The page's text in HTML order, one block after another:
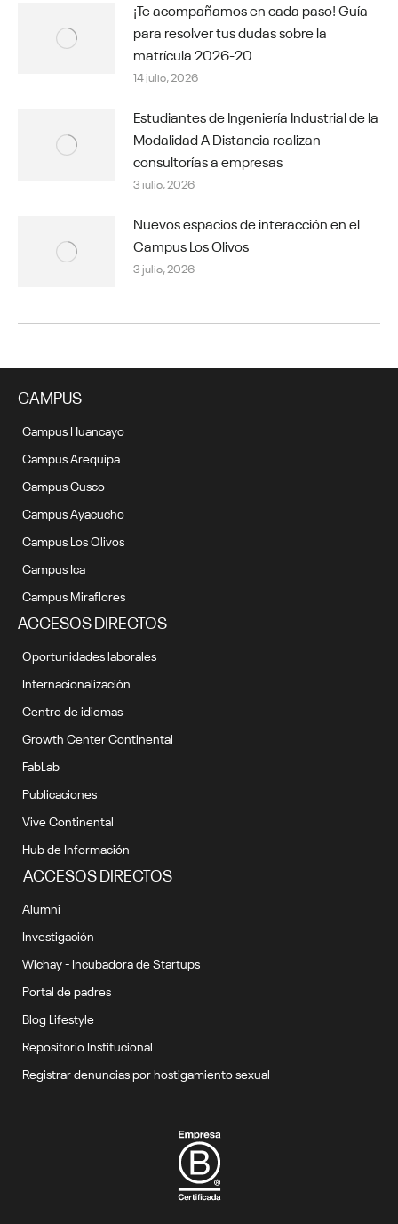
¡Te acompañamos en cada paso! Guía
para resolver tus dudas sobre la
matrícula 2026-20
14 julio, 2026
Estudiantes de Ingeniería Industrial de la
Modalidad A Distancia realizan
consultorías a empresas
3 julio, 2026
Nuevos espacios de interacción en el
Campus Los Olivos
3 julio, 2026
CAMPUS
Campus Huancayo
Campus Arequipa
Campus Cusco
Campus Ayacucho
Campus Los Olivos
Campus Ica
Campus Miraflores
ACCESOS DIRECTOS
Oportunidades laborales
Internacionalización
Centro de idiomas
Growth Center Continental
FabLab
Publicaciones
Vive Continental
Hub de Información
ACCESOS DIRECTOS
Alumni
Investigación
Wichay - Incubadora de Startups
Portal de padres
Blog Lifestyle
Repositorio Institucional
Registrar denuncias por hostigamiento sexual